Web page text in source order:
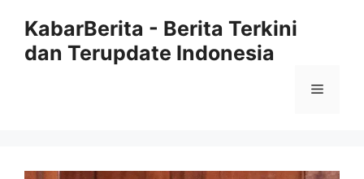
KabarBerita - Berita Terkini
dan Terupdate Indonesia
Menu